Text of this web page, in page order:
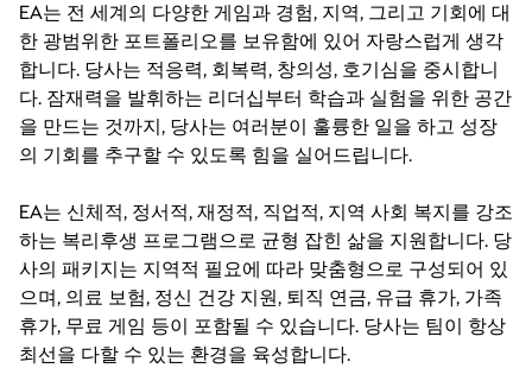
EA는 전 세계의 다양한 게임과 경험, 지역, 그리고 기회에 대
한 광범위한 포트폴리오를 보유함에 있어 자랑스럽게 생각
합니다. 당사는 적응력, 회복력, 창의성, 호기심을 중시합니
다. 잠재력을 발휘하는 리더십부터 학습과 실험을 위한 공간
을 만드는 것까지, 당사는 여러분이 훌륭한 일을 하고 성장
의 기회를 추구할 수 있도록 힘을 실어드립니다.
EA는 신체적, 정서적, 재정적, 직업적, 지역 사회 복지를 강조
하는 복리후생 프로그램으로 균형 잡힌 삶을 지원합니다. 당
사의 패키지는 지역적 필요에 따라 맞춤형으로 구성되어 있
으며, 의료 보험, 정신 건강 지원, 퇴직 연금, 유급 휴가, 가족
휴가, 무료 게임 등이 포함될 수 있습니다. 당사는 팀이 항상
최선을 다할 수 있는 환경을 육성합니다.